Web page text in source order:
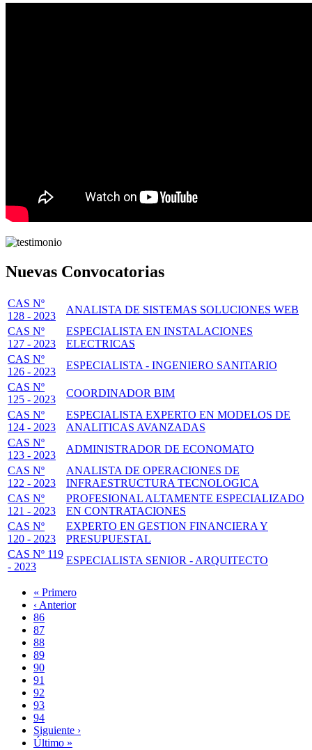
Nuevas Convocatorias
CAS Nº
128 - 2023
ANALISTA DE SISTEMAS SOLUCIONES WEB
CAS Nº
127 - 2023
ESPECIALISTA EN INSTALACIONES
ELECTRICAS
CAS Nº
126 - 2023
ESPECIALISTA - INGENIERO SANITARIO
CAS Nº
125 - 2023
COORDINADOR BIM
CAS Nº
124 - 2023
ESPECIALISTA EXPERTO EN MODELOS DE
ANALITICAS AVANZADAS
CAS Nº
123 - 2023
ADMINISTRADOR DE ECONOMATO
CAS Nº
122 - 2023
ANALISTA DE OPERACIONES DE
INFRAESTRUCTURA TECNOLOGICA
CAS Nº
121 - 2023
PROFESIONAL ALTAMENTE ESPECIALIZADO
EN CONTRATACIONES
CAS Nº
120 - 2023
EXPERTO EN GESTION FINANCIERA Y
PRESUPUESTAL
CAS Nº 119
- 2023
ESPECIALISTA SENIOR - ARQUITECTO
Paginación
Primera
página
« Primero
Página
anterior
‹ Anterior
Page
86
Page
87
Page
88
Page
89
Página
actual
90
Page
91
Page
92
Page
93
Page
94
Siguiente
página
Siguiente ›
Última
Último »